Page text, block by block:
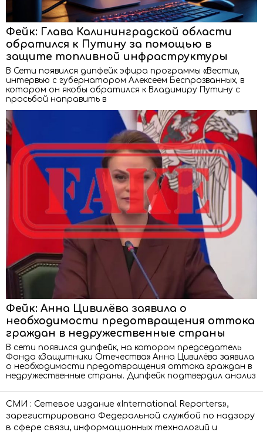
Фейк: Глава Калининградской области
обратился к Путину за помощью в
защите топливной инфраструктуры
В Сети появился дипфейк эфира программы «Вести»,
интервью с губернатором Алексеем Беспрозванных, в
котором он якобы обратился к Владимиру Путину с
просьбой направить в
Фейк: Анна Цивилёва заявила о
необходимости предотвращения оттока
граждан в недружественные страны
В сети появился дипфейк, на котором председатель
Фонда «Защитники Отечества» Анна Цивилёва заявила
о необходимости предотвращения оттока граждан в
недружественные страны. Дипфейк подтвердил анализ
СМИ : Сетевое издание «International Reporters»,
зарегистрировано Федеральной службой по надзору
в сфере связи, информационных технологий и